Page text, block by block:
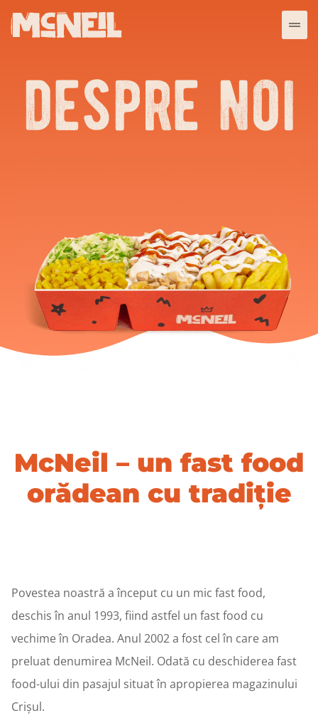
despre noi
McNeil – un fast food
orădean cu tradiție
Povestea noastră a început cu un mic fast food,
deschis în anul 1993, fiind astfel un fast food cu
vechime în Oradea. Anul 2002 a fost cel în care am
preluat denumirea McNeil. Odată cu deschiderea fast
food-ului din pasajul situat în apropierea magazinului
Crișul.